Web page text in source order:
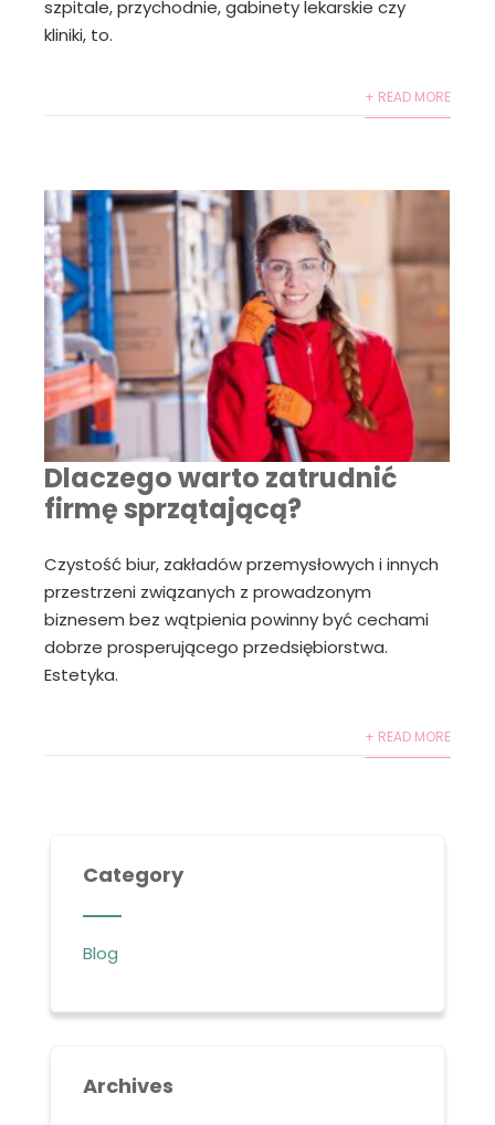
szpitale, przychodnie, gabinety lekarskie czy
kliniki, to.
+ READ MORE
Dlaczego warto zatrudnić
firmę sprzątającą?
Czystość biur, zakładów przemysłowych i innych
przestrzeni związanych z prowadzonym
biznesem bez wątpienia powinny być cechami
dobrze prosperującego przedsiębiorstwa.
Estetyka.
+ READ MORE
Category
Blog
Archives